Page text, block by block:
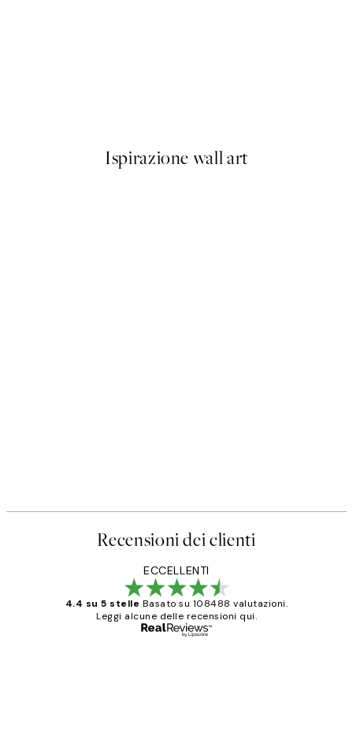
Ispirazione wall art
Recensioni dei clienti
ECCELLENTI
4.4 su 5 stelle Basato su 108488 valutazioni.
Leggi alcune delle recensioni qui.